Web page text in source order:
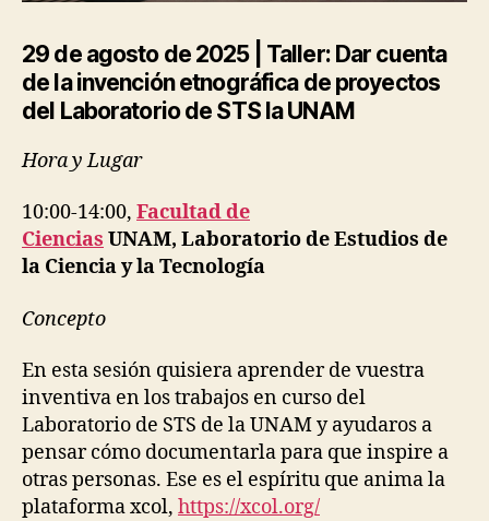
29 de agosto de 2025 | Taller: Dar cuenta
de la invención etnográfica de proyectos
del Laboratorio de STS la UNAM
Hora y Lugar
10:00-14:00, Facultad de
Ciencias UNAM, Laboratorio de Estudios de
la Ciencia y la Tecnología
Concepto
En esta sesión quisiera aprender de vuestra
inventiva en los trabajos en curso del
Laboratorio de STS de la UNAM y ayudaros a
pensar cómo documentarla para que inspire a
otras personas. Ese es el espíritu que anima la
plataforma xcol, https://xcol.org/